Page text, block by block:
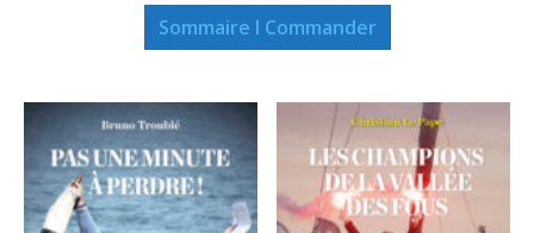
Sommaire I Commander